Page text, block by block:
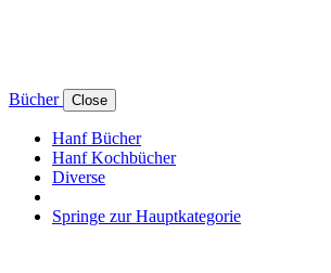
Bücher Close
Hanf Bücher
Hanf Kochbücher
Diverse
Springe zur Hauptkategorie